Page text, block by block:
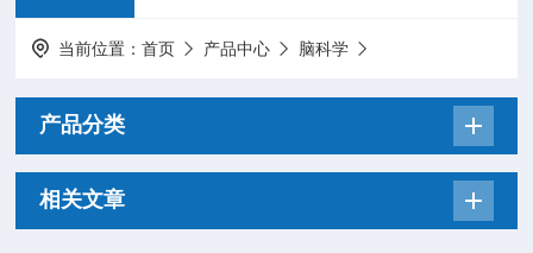
当前位置：首页 产品中心 脑科学
产品分类
相关文章